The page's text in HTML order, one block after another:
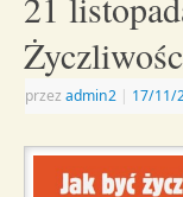
przezadmin2 | 17/11/